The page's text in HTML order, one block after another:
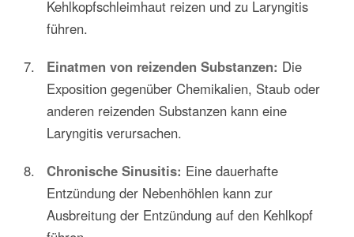
Kehlkopfschleimhaut reizen und zu Laryngitis
führen.
Einatmen von reizenden Substanzen: Die
Exposition gegenüber Chemikalien, Staub oder
anderen reizenden Substanzen kann eine
Laryngitis verursachen.
Chronische Sinusitis: Eine dauerhafte
Entzündung der Nebenhöhlen kann zur
Ausbreitung der Entzündung auf den Kehlkopf